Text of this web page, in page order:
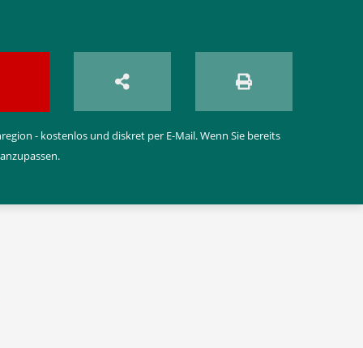
- kostenlos und diskret per E-Mail. Wenn Sie bereits